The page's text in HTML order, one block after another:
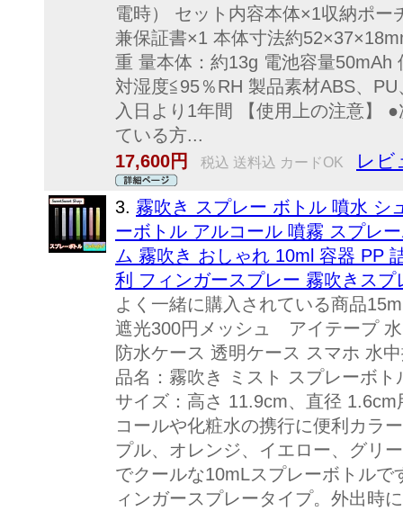
電時） セット内容本体×1収納ポ
兼保証書×1 本体寸法約
重 量本体：約13g 電池容量
対湿度≦95％RH 製品素材ABS、
入日より1年間 【使用上の注意】
ている方...
17,600円
税込 送料込 カードOK レビ
3. 霧吹き スプレー ボトル 噴水 シ
ーボトル アルコール 噴霧 スプレ
ム 霧吹き おしゃれ 10ml 容器 PP
利 フィンガースプレー 霧吹きスプ
よく一緒に購入されている商品
遮光300円メッシュ アイテープ
防水ケース 透明ケース スマホ 水
品名：霧吹き ミスト スプレーボ
サイズ：高さ 11.9cm、直径
コールや化粧水の携行に便利カラ
プル、オレンジ、イエロー、グリ
でクールな10mLスプレーボトル
ィンガースプレータイプ。外出時